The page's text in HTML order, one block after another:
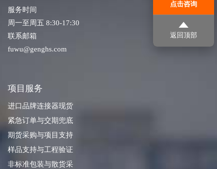
点击咨询
返回顶部
服务时间
周一至周五 8:30-17:30
联系邮箱
fuwu@genghs.com
项目服务
进口品牌连接器现货
紧急订单与交期兜底
期货采购与项目支持
样品支持与工程验证
非标准包装与散货采